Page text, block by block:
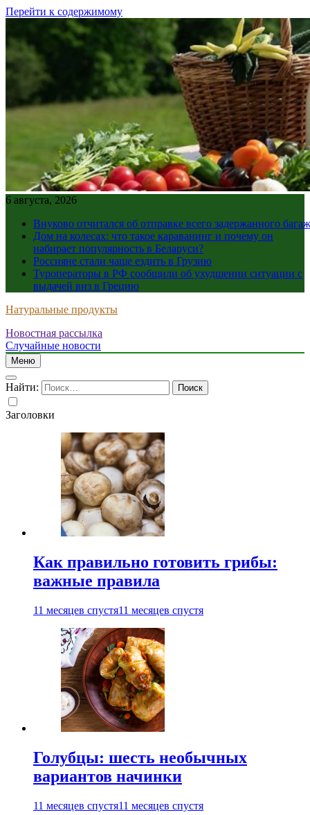
Перейти к содержимому
6 августа, 2026
Внуково отчитался об отправке всего задержанного
Дом на колесах: что такое караванинг и почему он
набирает популярность в Беларуси?
Россияне стали чаще ездить в Грузию
Туроператоры в РФ сообщили об ухудшении ситуации с
выдачей виз в Грецию
Натуральные продукты
Новостная рассылка
Случайные новости
Меню
Найти:
Заголовки
Как правильно готовить грибы:
важные правила
11 месяцев спустя11 месяцев спустя
Голубцы: шесть необычных
вариантов начинки
11 месяцев спустя11 месяцев спустя